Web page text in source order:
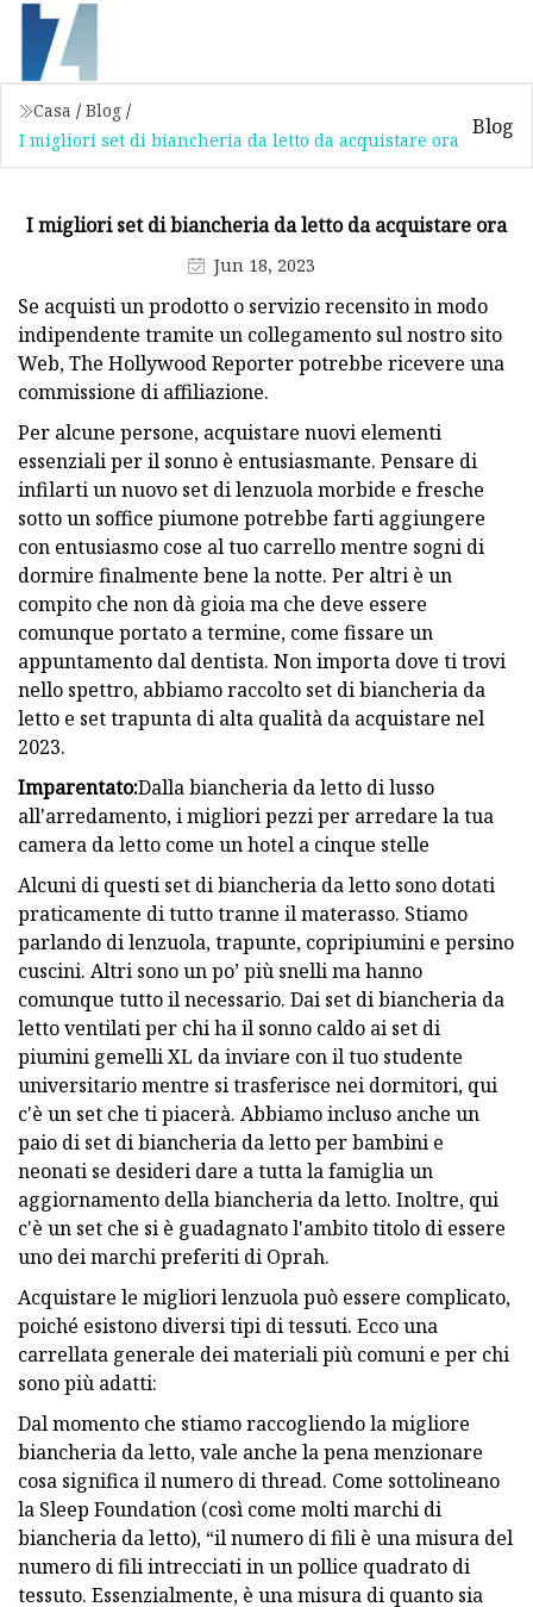
Casa / Blog /
I migliori set di biancheria da letto da acquistare ora
Blog
I migliori set di biancheria da letto da acquistare ora
Jun 18, 2023
Se acquisti un prodotto o servizio recensito in modo
indipendente tramite un collegamento sul nostro sito
Web, The Hollywood Reporter potrebbe ricevere una
commissione di affiliazione.
Per alcune persone, acquistare nuovi elementi
essenziali per il sonno è entusiasmante. Pensare di
infilarti un nuovo set di lenzuola morbide e fresche
sotto un soffice piumone potrebbe farti aggiungere
con entusiasmo cose al tuo carrello mentre sogni di
dormire finalmente bene la notte. Per altri è un
compito che non dà gioia ma che deve essere
comunque portato a termine, come fissare un
appuntamento dal dentista. Non importa dove ti trovi
nello spettro, abbiamo raccolto set di biancheria da
letto e set trapunta di alta qualità da acquistare nel
2023.
Imparentato:Dalla biancheria da letto di lusso
all'arredamento, i migliori pezzi per arredare la tua
camera da letto come un hotel a cinque stelle
Alcuni di questi set di biancheria da letto sono dotati
praticamente di tutto tranne il materasso. Stiamo
parlando di lenzuola, trapunte, copripiumini e persino
cuscini. Altri sono un po’ più snelli ma hanno
comunque tutto il necessario. Dai set di biancheria da
letto ventilati per chi ha il sonno caldo ai set di
piumini gemelli XL da inviare con il tuo studente
universitario mentre si trasferisce nei dormitori, qui
c'è un set che ti piacerà. Abbiamo incluso anche un
paio di set di biancheria da letto per bambini e
neonati se desideri dare a tutta la famiglia un
aggiornamento della biancheria da letto. Inoltre, qui
c'è un set che si è guadagnato l'ambito titolo di essere
uno dei marchi preferiti di Oprah.
Acquistare le migliori lenzuola può essere complicato,
poiché esistono diversi tipi di tessuti. Ecco una
carrellata generale dei materiali più comuni e per chi
sono più adatti:
Dal momento che stiamo raccogliendo la migliore
biancheria da letto, vale anche la pena menzionare
cosa significa il numero di thread. Come sottolineano
la Sleep Foundation (così come molti marchi di
biancheria da letto), “il numero di fili è una misura del
numero di fili intrecciati in un pollice quadrato di
tessuto. Essenzialmente, è una misura di quanto sia